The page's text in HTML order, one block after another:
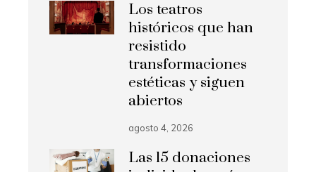
Los teatros
históricos que han
resistido
transformaciones
estéticas y siguen
abiertos
agosto 4, 2026
Las 15 donaciones